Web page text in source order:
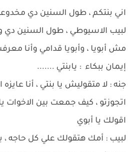
اني بنتكم ، طول السنين دي
لبيب الاسيوطي ، طول السنين دي
مش أبويا ، وأبويا قدامي وأنا
إيمان ببكاء : يابنتي .......
جنه : لا متقوليش يا بنتي ، أنا
اتجوزتو ، كيف جمعت بين الاخوات يا
اقولك يا أبوي
لبيب : أمك هتقولك علي كل حاجه